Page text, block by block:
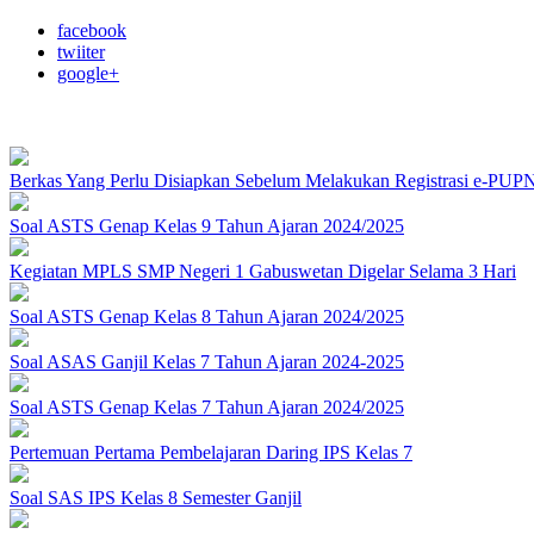
facebook
twiiter
google+
Berkas Yang Perlu Disiapkan Sebelum Melakukan Registrasi e-
Soal ASTS Genap Kelas 9 Tahun Ajaran 2024/2025
Kegiatan MPLS SMP Negeri 1 Gabuswetan Digelar Selama 3 Hari
Soal ASTS Genap Kelas 8 Tahun Ajaran 2024/2025
Soal ASAS Ganjil Kelas 7 Tahun Ajaran 2024-2025
Soal ASTS Genap Kelas 7 Tahun Ajaran 2024/2025
Pertemuan Pertama Pembelajaran Daring IPS Kelas 7
Soal SAS IPS Kelas 8 Semester Ganjil